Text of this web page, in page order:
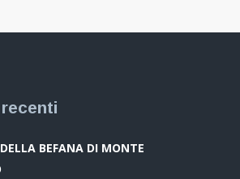
BEFANA DI MONTE